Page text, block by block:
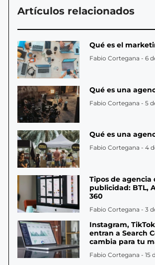
Artículos relacionados
Qué es el
Fabio Cortegana 6
Qué es una
Fabio Cortegana 5
Qué es una
Fabio Cortegana 4
Tipos de agencia
publicidad: BTL,
360
Fabio Cortegana 3
Instagram,
entran a Search
cambia para tu
Fabio Cortegana 15